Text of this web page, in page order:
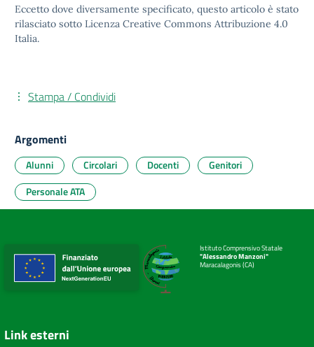
Eccetto dove diversamente specificato, questo articolo è stato
rilasciato sotto Licenza Creative Commons Attribuzione 4.0
Italia.
Stampa / Condividi
Argomenti
Alunni Circolari Docenti
Genitori
Personale ATA
Istituto Comprensivo Statale
"Alessandro Manzoni"
Maracalagonis (CA)
Link esterni